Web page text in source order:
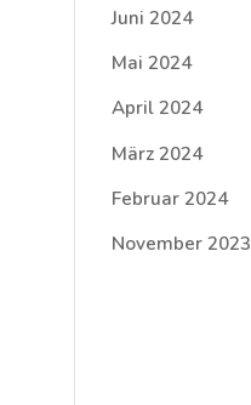
Juni 2024
Mai 2024
April 2024
März 2024
Februar 2024
November 2023